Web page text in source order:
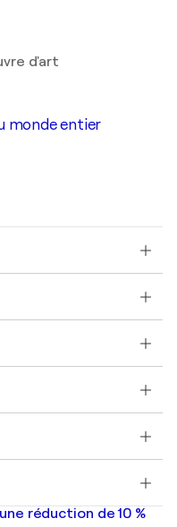
d'art
monde entier
réduction de 10 %